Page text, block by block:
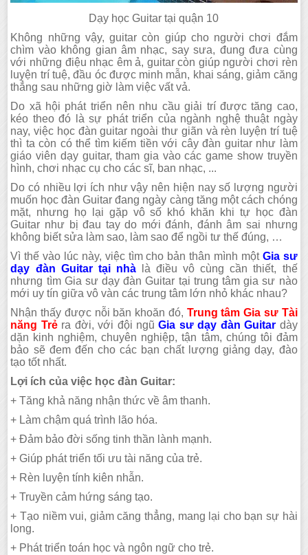
Dạy học Guitar tại quận 10
Không những vậy, guitar còn giúp cho người chơi đắm
chìm vào không gian âm nhạc, say sưa, đung đưa cùng
với những điệu nhạc êm ả, guitar còn giúp người chơi rèn
luyện trí tuệ, đầu óc được minh mẫn, khai sáng, giảm căng
thẳng sau những giờ làm việc vất vả.
Do xã hội phát triển nên nhu cầu giải trí được tăng cao,
kéo theo đó là sự phát triển của ngành nghệ thuật ngày
nay, việc học đàn guitar ngoài thư giãn và rèn luyện trí tuệ
thì ta còn có thể tìm kiếm tiền với cây đàn guitar như làm
giáo viên dạy guitar, tham gia vào các game show truyền
hình, chơi nhạc cụ cho các sĩ, ban nhạc, ...
Do có nhiều lợi ích như vậy nên hiện nay số lượng người
muốn học đàn Guitar đang ngày càng tăng một cách chóng
mặt, nhưng họ lại gặp vô số khó khăn khi tự học đàn
Guitar như bị đau tay do mới đánh, đánh âm sai nhưng
không biết sửa làm sao, làm sao để ngồi tư thế đúng, …
Vì thế vào lúc này, việc tìm cho bản thân mình một Gia sư
dạy đàn Guitar tại nhàlà điều vô cùng cần thiết, thế
nhưng tìm Gia sư dạy đàn Guitar tại trung tâm gia sư nào
mới uy tín giữa vô vàn các trung tâm lớn nhỏ khác nhau?
Nhận thấy được nỗi băn khoăn đó, Trung tâm Gia sư Tài
năng Trẻra đời, với đội ngũGia sư dạy đàn Guitar dày
dặn kinh nghiệm, chuyên nghiệp, tận tâm, chúng tôi đảm
bảo sẽ đem đến cho các bạn chất lượng giảng dạy, đào
tạo tốt nhất.
Lợi ích của việc học đàn Guitar:
+ Tăng khả năng nhận thức về âm thanh.
+ Làm chậm quá trình lão hóa.
+ Đảm bảo đời sống tinh thần lành mạnh.
+ Giúp phát triển tối ưu tài năng của trẻ.
+ Rèn luyện tính kiên nhẫn.
+ Truyền cảm hứng sáng tạo.
+ Tạo niềm vui, giảm căng thẳng, mang lại cho bạn sự hài
long.
+ Phát triển toán học và ngôn ngữ cho trẻ.